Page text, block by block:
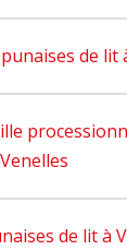
de lit
Venelles
de lit à